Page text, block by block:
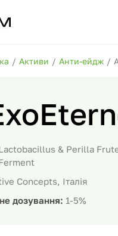
/ Активи / Анти-ейдж /
& Perilla
Concepts, Італія
дозування: 1-5%